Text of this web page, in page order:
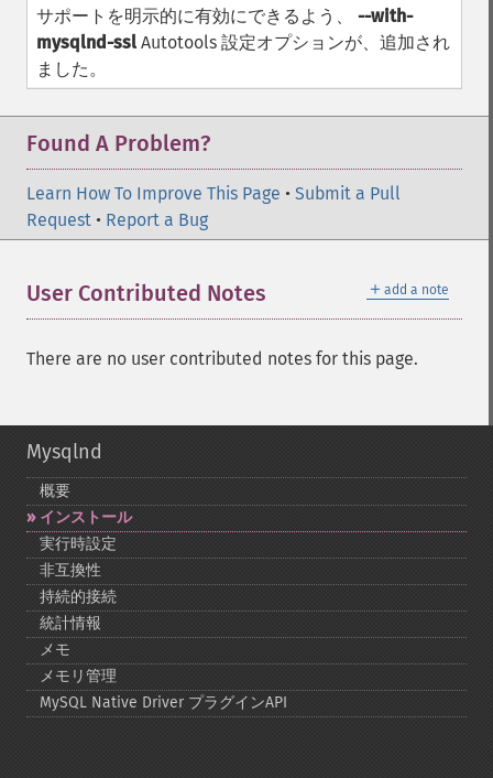
サポートを明示的に有効にできるよう、 --with-
mysqlnd-sslAutotools 設定オプションが、追加され
ました。
Found A Problem?
Learn How To Improve This Page • Submit a Pull
Request • Report a Bug
＋ add a note
User Contributed Notes
There are no user contributed notes for this page.
Mysqlnd
概要
インストール
実行時設定
非互換性
持続的接続
統計情報
メモ
メモリ管理
MySQL Native Driver プラグインAPI